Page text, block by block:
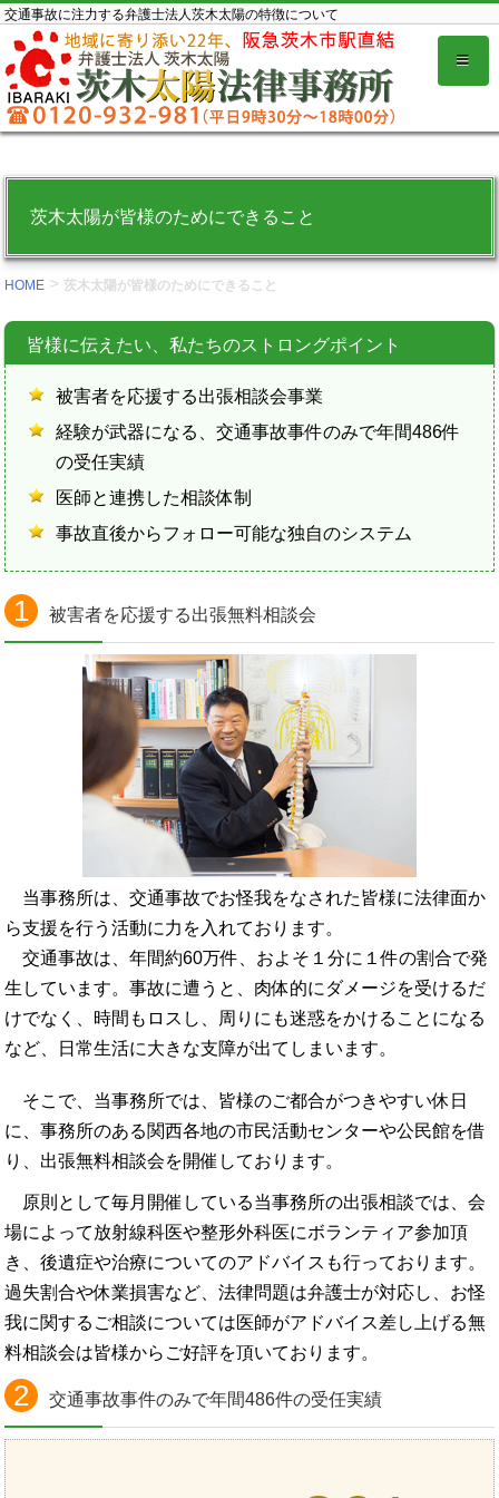
コ
ン
テ
ン
ツ
す
る。
交通事故に注力する弁護士法人茨木太陽の特徴について
茨木太陽が皆様のためにできること
HOME >茨木太陽が皆様のためにできること
皆様に伝えたい、私たちのストロングポイント
被害者を応援する出張相談会事業
経験が武器になる、交通事故事件のみで年間486件
の受任実績
医師と連携した相談体制
事故直後からフォロー可能な独自のシステム
1 被害者を応援する出張無料相談会
当事務所は、交通事故でお怪我をなされた皆様に法律面か
ら支援を行う活動に力を入れております。
交通事故は、年間約60万件、およそ１分に１件の割合で発
生しています。事故に遭うと、肉体的にダメージを受けるだ
けでなく、時間もロスし、周りにも迷惑をかけることになる
など、日常生活に大きな支障が出てしまいます。
そこで、当事務所では、皆様のご都合がつきやすい休日
に、事務所のある関西各地の市民活動センターや公民館を借
り、出張無料相談会を開催しております。
原則として毎月開催している当事務所の出張相談では、会
場によって放射線科医や整形外科医にボランティア参加頂
き、後遺症や治療についてのアドバイスも行っております。
過失割合や休業損害など、法律問題は弁護士が対応し、お怪
我に関するご相談については医師がアドバイス差し上げる無
料相談会は皆様からご好評を頂いております。
2 交通事故事件のみで年間486件の受任実績